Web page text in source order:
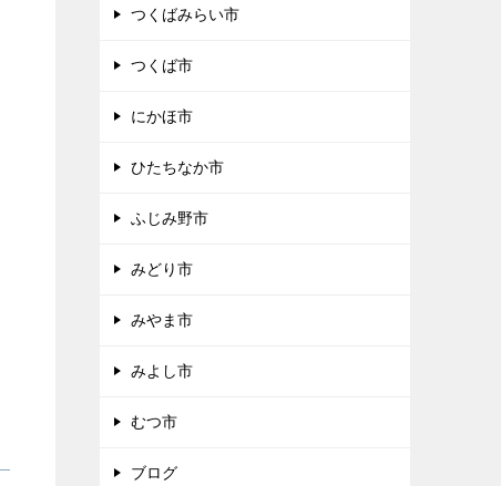
つくばみらい市
つくば市
にかほ市
ひたちなか市
ふじみ野市
みどり市
みやま市
みよし市
むつ市
ブログ